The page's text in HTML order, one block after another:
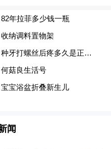
总经理李昂在现场嘉宾的见证
,直观展示产品安全性）
中国乳胶产品相关
细介绍了产品生产
二烯（PI）等技术
赢得现场嘉宾的赞
闻